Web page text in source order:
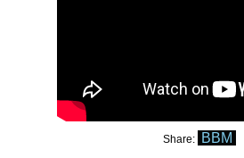
Share: BBM